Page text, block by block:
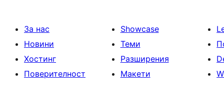
За нас
Новини
Хостинг
Поверителност
Showcase
Теми
Разширения
Макети